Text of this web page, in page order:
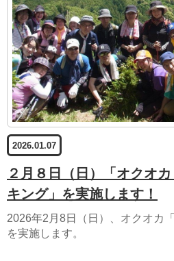
2026.01.07
２月８日（日）「オクオ
キング」を実施します！
2026年2月8日（日）、オクオカ
を実施します。